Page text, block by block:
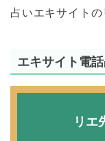
占いエキサイトの
エキサイト電
リエ